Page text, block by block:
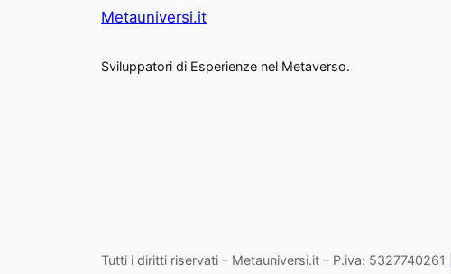
Metauniversi.it
Sviluppatori di Esperienze nel Metaverso.
Tutti i diritti riservati – Metauniversi.it – P.iva: 5327740261 |